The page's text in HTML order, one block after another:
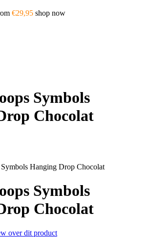
€29,95 shop now
Symbols
Chocolat
Hanging Drop Chocolat
Symbols
Chocolat
over dit product